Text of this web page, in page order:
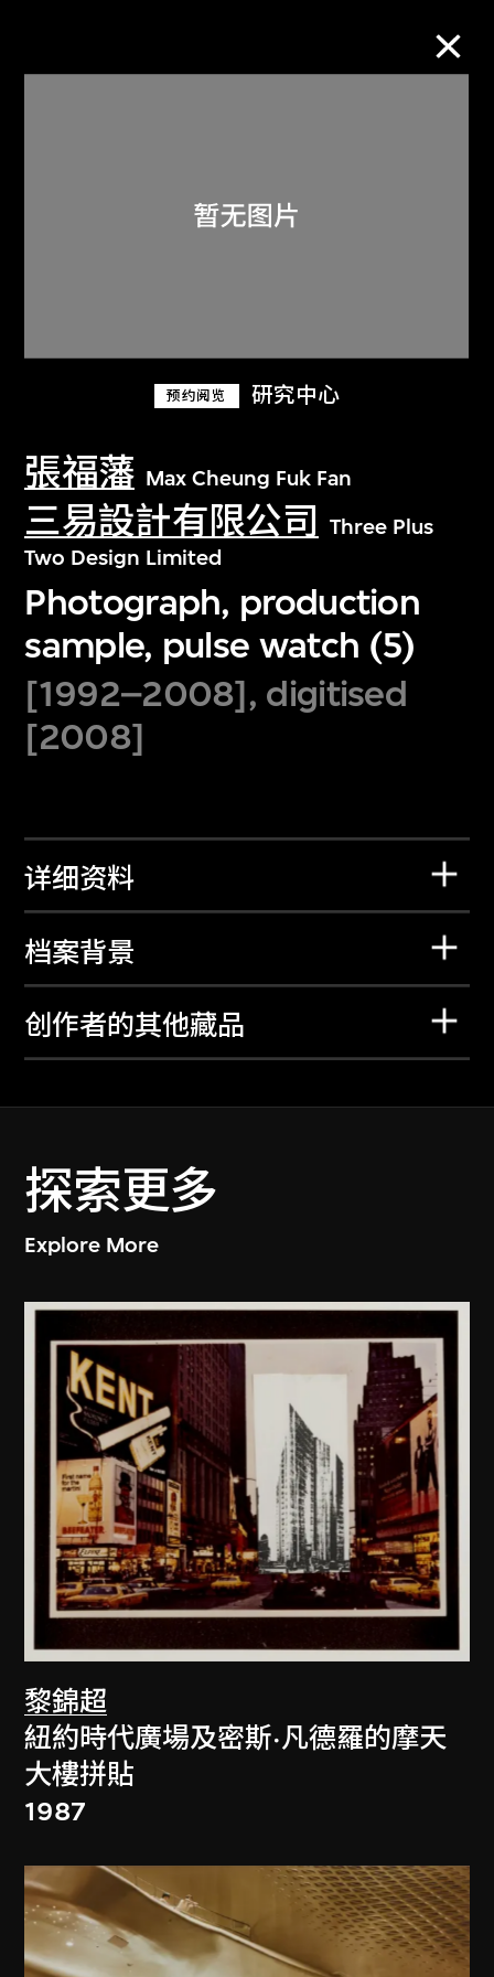
预约阅览 研究中心
張福藩 Max Cheung Fuk Fan
三易設計有限公司
Three Plus
Two Design Limited
Photograph, production
sample, pulse watch (5)
[1992–2008], digitised
[2008]
详细资料
档案背景
创作者的其他藏品
探索更多
Explore More
黎錦超
紐約時代廣場及密斯·凡德羅的摩天
大樓拼貼
1987
关于M+藏品
探索世界顶级的二十及二十一世纪视觉
文化藏品。